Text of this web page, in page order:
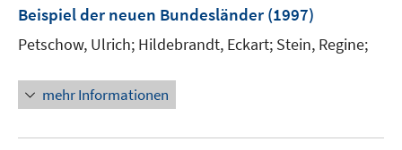
Beispiel der neuen Bundesländer (1997)
Petschow, Ulrich; Hildebrandt, Eckart; Stein, Regine;
mehr Informationen